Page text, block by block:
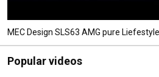
MEC Design SLS63 AMG pure
Popular videos